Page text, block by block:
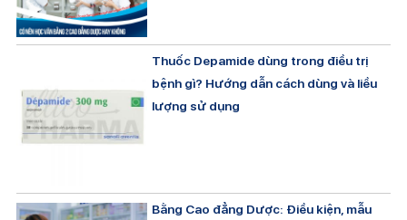
Thuốc Depamide dùng trong điều trị
bệnh gì? Hướng dẫn cách dùng và liều
lượng sử dụng
Bằng Cao đẳng Dược: Điều kiện, mẫu